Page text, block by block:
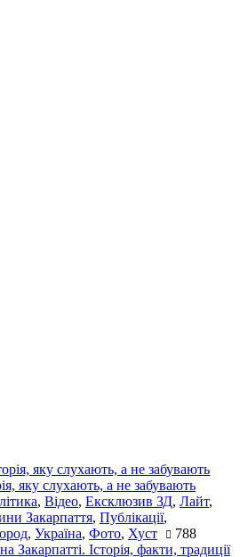
яку слухають, а не забувають
, Відео, Ексклюзив ЗД, Лайт,
Закарпаття, Публікації,
, Україна, Фото, Хуст 788